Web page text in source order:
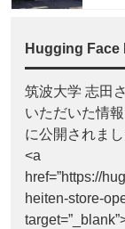
Hugging Face
筑波大学 志田
いただいた情
に公開されまし
<a
href=”https://
heiten-store-